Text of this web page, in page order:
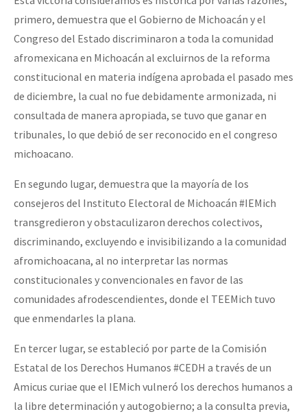
primero, demuestra que el Gobierno de Michoacán y el
Congreso del Estado discriminaron a toda la comunidad
afromexicana en Michoacán al excluirnos de la reforma
constitucional en materia indígena aprobada el pasado mes
de diciembre, la cual no fue debidamente armonizada, ni
consultada de manera apropiada, se tuvo que ganar en
tribunales, lo que debió de ser reconocido en el congreso
michoacano.
En segundo lugar, demuestra que la mayoría de los
consejeros del Instituto Electoral de Michoacán #IEMich
transgredieron y obstaculizaron derechos colectivos,
discriminando, excluyendo e invisibilizando a la comunidad
afromichoacana, al no interpretar las normas
constitucionales y convencionales en favor de las
comunidades afrodescendientes, donde el TEEMich tuvo
que enmendarles la plana.
En tercer lugar, se estableció por parte de la Comisión
Estatal de los Derechos Humanos #CEDH a través de un
Amicus curiae que el IEMich vulneró los derechos humanos a
la libre determinación y autogobierno; a la consulta previa,